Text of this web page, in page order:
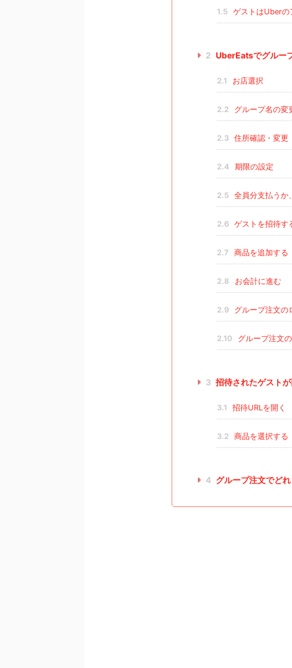
1.5 ゲストはUberの
2 UberEatsでグルー
2.1 お店選択
2.2 グループ名の変
2.3 住所確認・変更
2.4 期限の設定
2.5 全員分支払うか
2.6 ゲストを招待す
2.7 商品を追加する
2.8 お会計に進む
2.9 グループ注文の
2.10 グループ注文
3 招待されたゲスト
3.1 招待URLを開く
3.2 商品を選択する
4 グループ注文でど